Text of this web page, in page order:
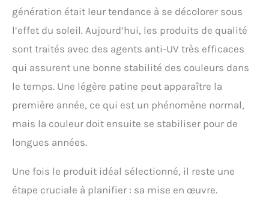
génération était leur tendance à se décolorer sous
l’effet du soleil. Aujourd’hui, les produits de qualité
sont traités avec des agents anti-UV très efficaces
qui assurent une bonne stabilité des couleurs dans
le temps. Une légère patine peut apparaître la
première année, ce qui est un phénomène normal,
mais la couleur doit ensuite se stabiliser pour de
longues années.
Une fois le produit idéal sélectionné, il reste une
étape cruciale à planifier : sa mise en œuvre.